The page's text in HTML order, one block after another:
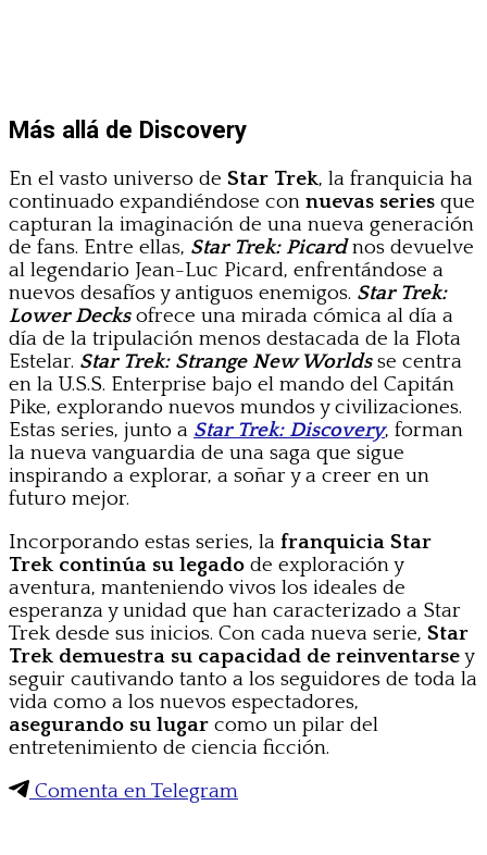
Más allá de Discovery
En el vasto universo de Star Trek, la franquicia ha
continuado expandiéndose con nuevas series que
capturan la imaginación de una nueva generación
de fans. Entre ellas, Star Trek: Picardnos devuelve
al legendario Jean-Luc Picard, enfrentándose a
nuevos desafíos y antiguos enemigos. Star Trek:
Lower Decksofrece una mirada cómica al día a
día de la tripulación menos destacada de la Flota
Estelar. Star Trek: Strange New Worldsse centra
en la U.S.S. Enterprise bajo el mando del Capitán
Pike, explorando nuevos mundos y civilizaciones.
Estas series, junto a Star Trek: Discovery, forman
la nueva vanguardia de una saga que sigue
inspirando a explorar, a soñar y a creer en un
futuro mejor.
Incorporando estas series, la franquicia Star
Trek continúa su legado de exploración y
aventura, manteniendo vivos los ideales de
esperanza y unidad que han caracterizado a Star
Trek desde sus inicios. Con cada nueva serie, Star
Trek demuestra su capacidad de reinventarsey
seguir cautivando tanto a los seguidores de toda la
vida como a los nuevos espectadores,
asegurando su lugar como un pilar del
entretenimiento de ciencia ficción.
Comenta en Telegram